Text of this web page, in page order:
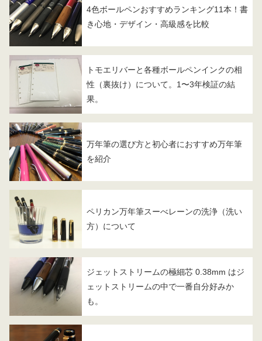
4色ボールペンおすすめランキング11本！書
き心地・デザイン・高級感を比較
トモエリバーと各種ボールペンインクの相
性（裏抜け）について。1〜3年検証の結
果。
万年筆の選び方と初心者におすすめ万年筆
を紹介
ペリカン万年筆スーべレーンの洗浄（洗い
方）について
ジェットストリームの極細芯 0.38mm はジ
ェットストリームの中で一番自分好みか
も。